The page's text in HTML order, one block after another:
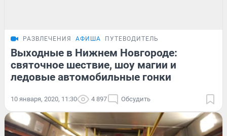
РАЗВЛЕЧЕНИЯ АФИША ПУТЕВОДИТЕЛЬ
Выходные в Нижнем Новгороде:
святочное шествие, шоу магии и
ледовые автомобильные гонки
10 января, 2020, 11:30 4 897 Обсудить